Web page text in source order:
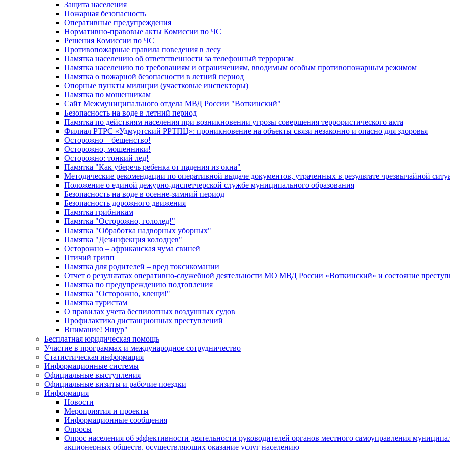
Защита населения
Пожарная безопасность
Оперативные предупреждения
Нормативно-правовые акты Комиссии по ЧС
Решения Комиссии по ЧС
Противопожарные правила поведения в лесу
Памятка населению об ответственности за телефонный терроризм
Памятка населению по требованиям и ограничениям, вводимым особым противопожарным режимом
Памятка о пожарной безопасности в летний период
Опорные пункты милиции (участковые инспекторы)
Памятка по мошенникам
Сайт Межмуниципального отдела МВД России "Воткинский"
Безопасность на воде в летний период
Памятка по действиям населения при возникновении угрозы совершения террористического акта
Филиал РТРС «Удмуртский РРТПЦ»: проникновение на объекты связи незаконно и опасно для здоровья
Осторожно – бешенство!
Осторожно, мошенники!
Осторожно: тонкий лед!
Памятка "Как уберечь ребенка от падения из окна"
Методические рекомендации по оперативной выдаче документов, утраченных в результате чрезвычайной
Положение о единой дежурно-диспетчерской службе муниципального образования
Безопасность на воде в осенне-зимний период
Безопасность дорожного движения
Памятка грибникам
Памятка "Осторожно, гололед!"
Памятка "Обработка надворных уборных"
Памятка "Дезинфекция колодцев"
Осторожно – африканская чума свиней
Птичий грипп
Памятка для родителей – вред токсикомании
Отчет о результатах оперативно-служебной деятельности МО МВД России «Воткинский» и состояние
Памятка по предупреждению подтопления
Памятка "Осторожно, клещи!"
Памятка туристам
О правилах учета беспилотных воздушных судов
Профилактика дистанционных преступлений
Внимание! Ящур"
Бесплатная юридическая помощь
Участие в программах и международное сотрудничество
Статистическая информация
Информационные системы
Официальные выступления
Официальные визиты и рабочие поездки
Информация
Новости
Мероприятия и проекты
Информационные сообщения
Опросы
Опрос населения об эффективности деятельности руководителей органов местного самоуправления
акционерных обществ, осуществляющих оказание услуг населению